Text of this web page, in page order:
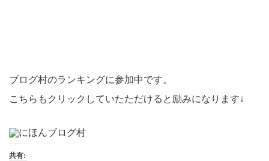
ブログ村のランキングに参加中です。
こちらもクリックしていたただけると励みになります↓
共有: